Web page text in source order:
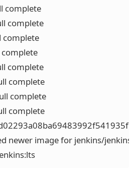
complete
complete
complete
complete
complete
complete
complete
newer image for jenkins/
docker.io/jenkins/jenkins:lts